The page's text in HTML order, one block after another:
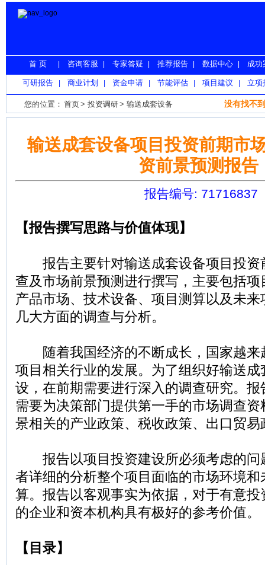
首 页 咨询客服 专家答疑 推荐报告 数据中心 成功
可研报告 商业计划 资金申请 节能评估 项目建议 立项
您的位置： 首页> 投资调研> 输送成套设备 没有找不
输送成套设备项目投资前期市
资前景预测报告
报告编号: 71716837
【报告撰写思路与价值体现】
报告主要针对输送成套设备项目投资
查及市场前景预测进行撰写，主要包括
产品市场、技术设备、项目测算以及未
几大方面的调查与分析。
随着我国经济的不断成长，国家越来
项目相关行业的发展。为了组织好输送
设，在前期需要进行深入的调查研究。
需要为决策部门提供第一手的市场调查
景相关的产业政策、税收政策、出口贸
报告以项目投资建设所必须考虑的问
者详细的分析整个项目面临的市场环境
算。报告以客观事实为依据，对于有意
的企业和资本机构具有极好的参考价值。
【目录】